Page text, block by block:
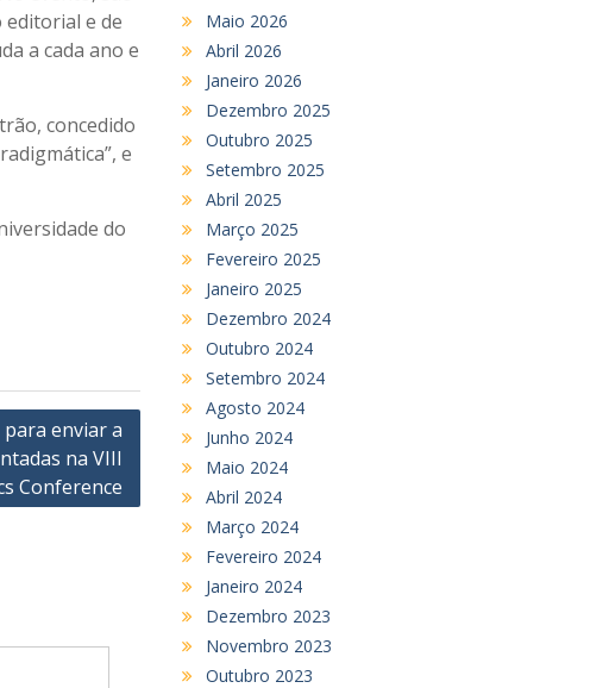
editorial e de
a cada ano e
concedido
e
do
enviar a
na VIII
Conference
Maio 2026
Abril 2026
Janeiro 2026
Dezembro 2025
Outubro 2025
Setembro 2025
Abril 2025
Março 2025
Fevereiro 2025
Janeiro 2025
Dezembro 2024
Outubro 2024
Setembro 2024
Agosto 2024
Junho 2024
Maio 2024
Abril 2024
Março 2024
Fevereiro 2024
Janeiro 2024
Dezembro 2023
Novembro 2023
Outubro 2023